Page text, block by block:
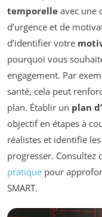
temporelle avec une
d’urgence et de
d’identifier votre
pourquoi vous
engagement. Par
santé, cela peut
plan. Établir un plan
objectif en étapes à
réalistes et identifie
progresser. Consultez
pratique pour
SMART.